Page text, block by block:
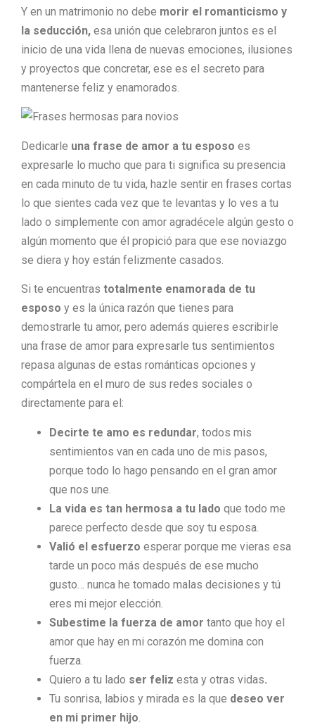
Y en un matrimonio no debe morir el romanticismo y
la seducción, esa unión que celebraron juntos es el
inicio de una vida llena de nuevas emociones, ilusiones
y proyectos que concretar, ese es el secreto para
mantenerse feliz y enamorados.
Dedicarle una frase de amor a tu esposo es
expresarle lo mucho que para ti significa su presencia
en cada minuto de tu vida, hazle sentir en frases cortas
lo que sientes cada vez que te levantas y lo ves a tu
lado o simplemente con amor agradécele algún gesto o
algún momento que él propició para que ese noviazgo
se diera y hoy están felizmente casados.
Si te encuentras totalmente enamorada de tu
esposo y es la única razón que tienes para
demostrarle tu amor, pero además quieres escribirle
una frase de amor para expresarle tus sentimientos
repasa algunas de estas románticas opciones y
compártela en el muro de sus redes sociales o
directamente para el:
Decirte te amo es redundar, todos mis
sentimientos van en cada uno de mis pasos,
porque todo lo hago pensando en el gran amor
que nos une.
La vida es tan hermosa a tu lado que todo me
parece perfecto desde que soy tu esposa.
Valió el esfuerzo esperar porque me vieras esa
tarde un poco más después de ese mucho
gusto… nunca he tomado malas decisiones y tú
eres mi mejor elección.
Subestime la fuerza de amor tanto que hoy el
amor que hay en mi corazón me domina con
fuerza.
Quiero a tu lado ser feliz esta y otras vidas.
Tu sonrisa, labios y mirada es la que deseo ver
en mi primer hijo